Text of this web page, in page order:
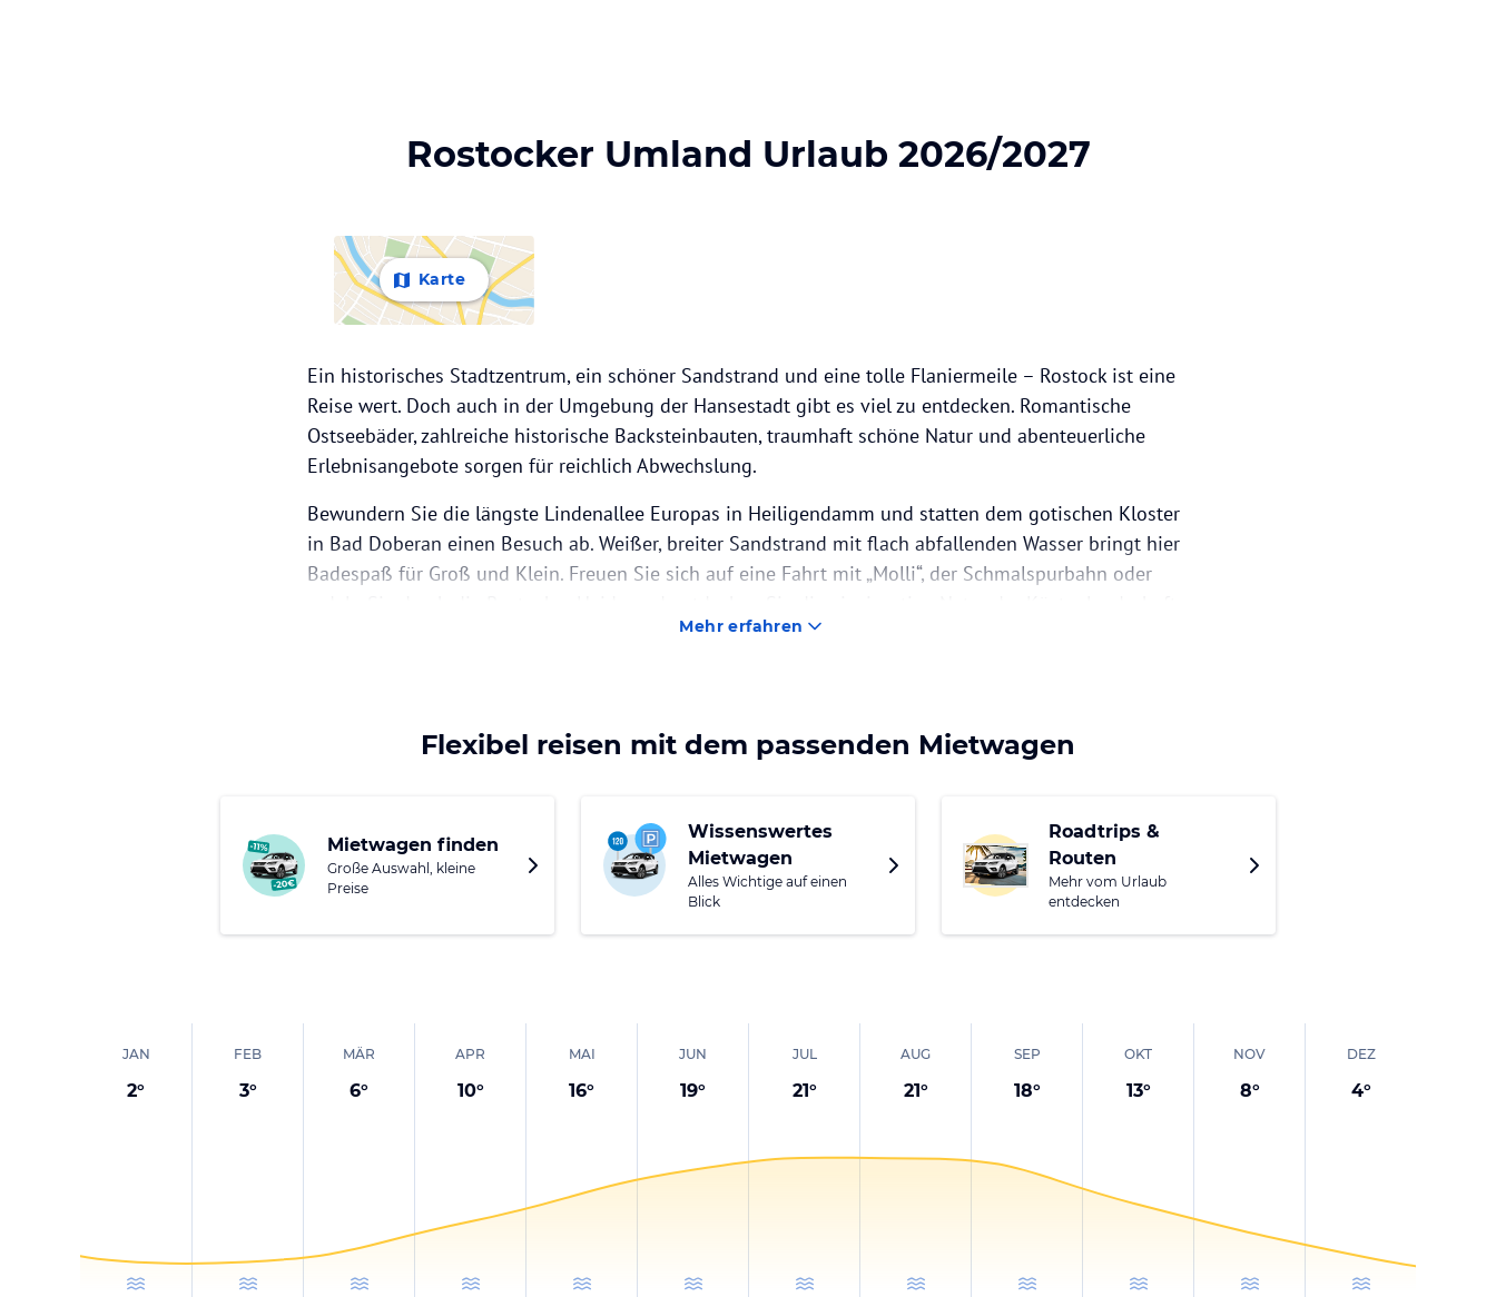
Rostocker Umland Urlaub 2026/2027
Karte
Ein historisches Stadtzentrum, ein schöner Sandstrand und eine tolle Flaniermeile – Rostock ist eine
Reise wert. Doch auch in der Umgebung der Hansestadt gibt es viel zu entdecken. Romantische
Ostseebäder, zahlreiche historische Backsteinbauten, traumhaft schöne Natur und abenteuerliche
Erlebnisangebote sorgen für reichlich Abwechslung.
Bewundern Sie die längste Lindenallee Europas in Heiligendamm und statten dem gotischen Kloster
in Bad Doberan einen Besuch ab. Weißer, breiter Sandstrand mit flach abfallenden Wasser bringt hier
Badespaß für Groß und Klein. Freuen Sie sich auf eine Fahrt mit „Molli“, der Schmalspurbahn oder
Mehr erfahren
Flexibel reisen mit dem passenden Mietwagen
Mietwagen finden
Große Auswahl, kleine
Preise
Wissenswertes
Mietwagen
Alles Wichtige auf einen
Blick
Roadtrips &
Routen
Mehr vom Urlaub
entdecken
JAN
2°
FEB
3°
MÄR
6°
APR
10°
MAI
16°
JUN
19°
JUL
21°
AUG
21°
SEP
18°
OKT
13°
NOV
8°
DEZ
4°